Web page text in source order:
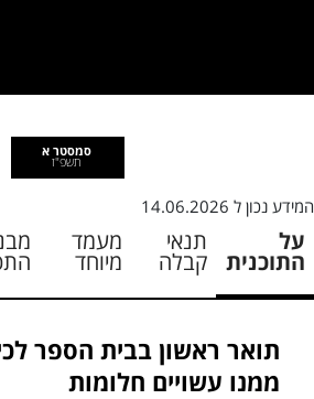
סמסטר א
תשפ"ז
המידע נכון ל 14.06.2026
על
התוכנית
תנאי
קבלה
מעמד
מיוחד
תואר ראשון בבית הספר
ממנו עשויים חלומות